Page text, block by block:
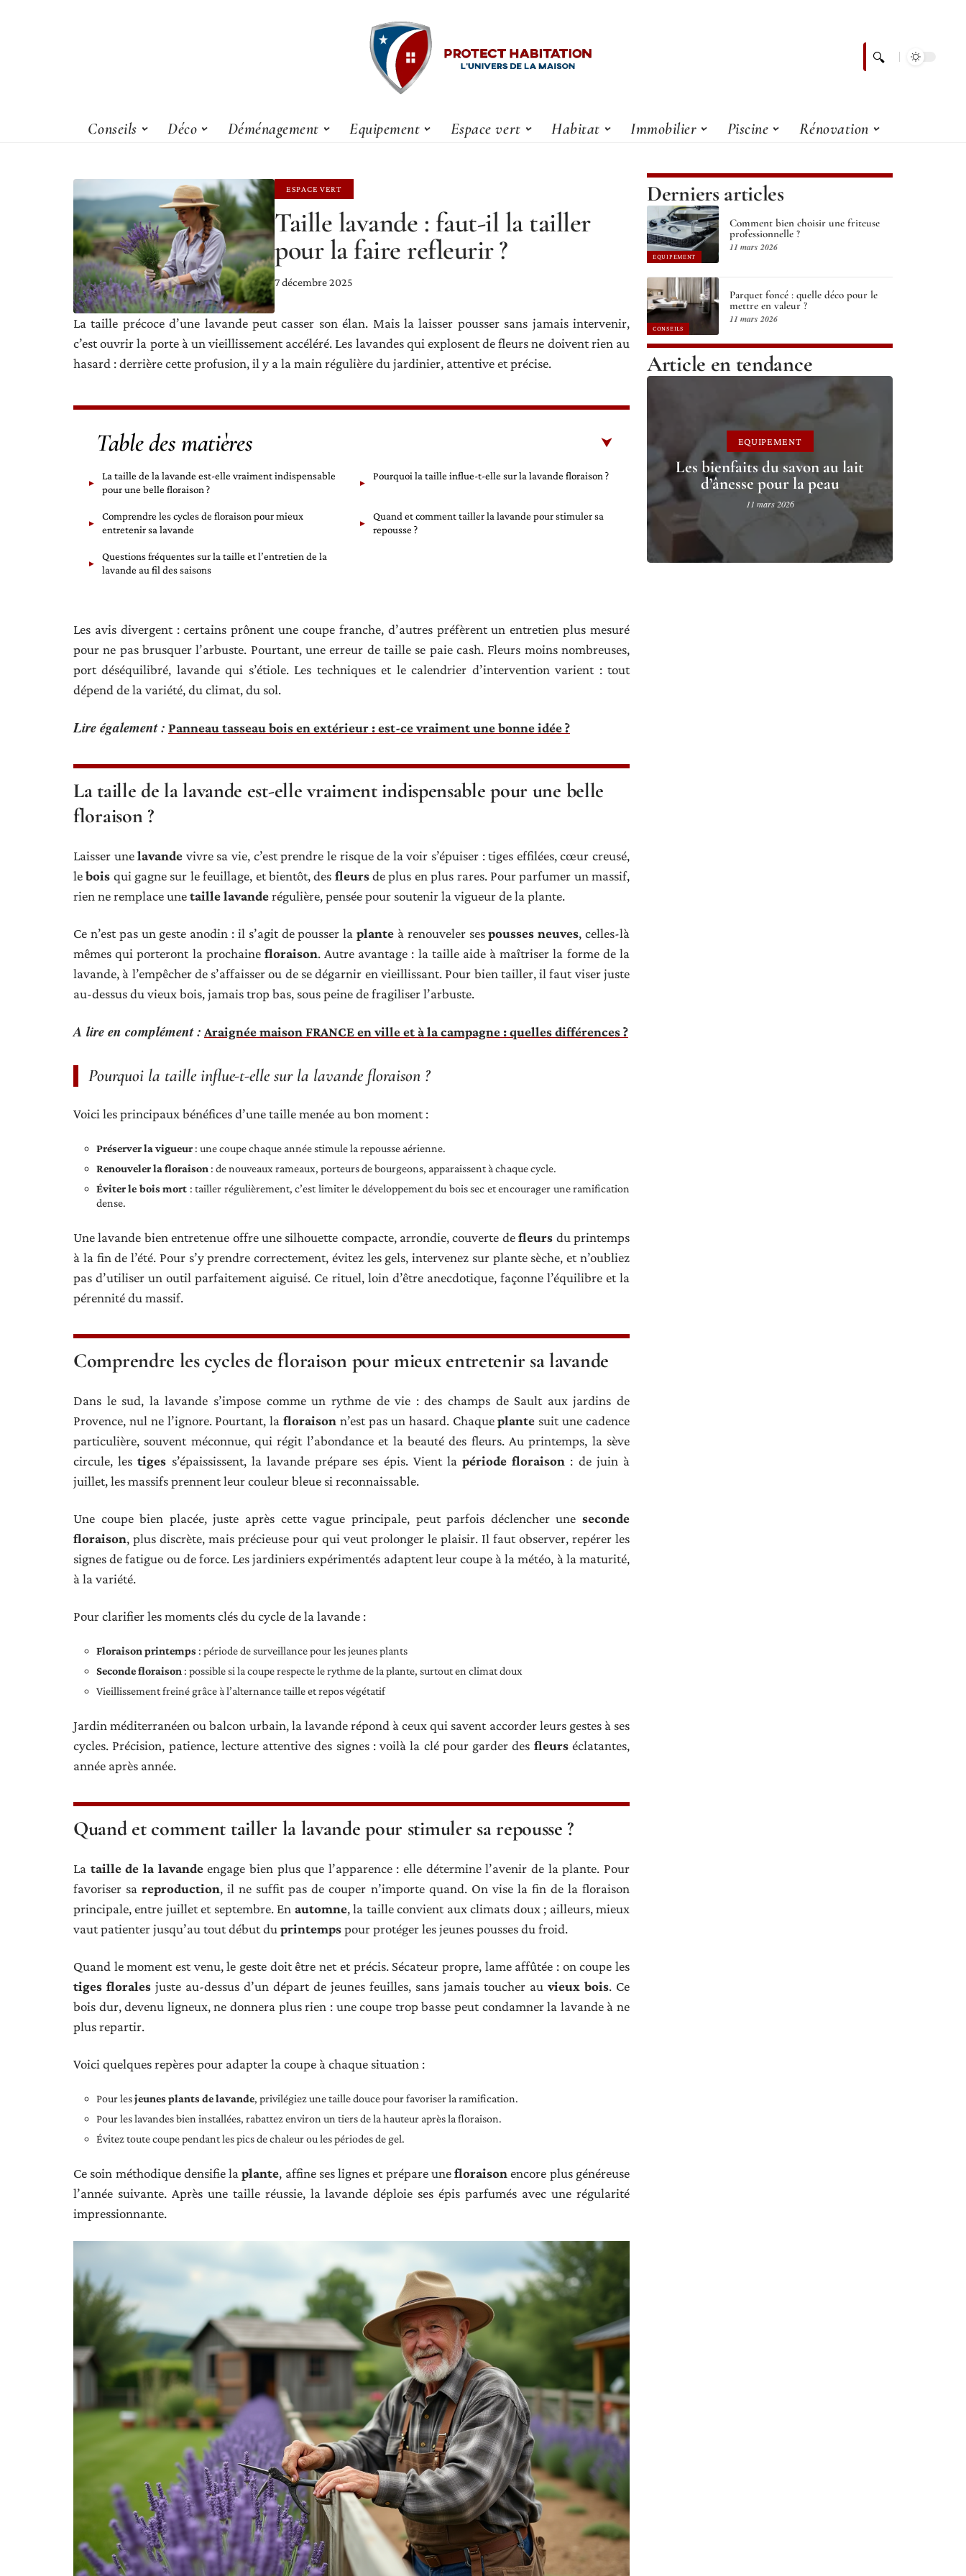
Conseils Déco Déménagement Equipement Espace vert Habitat Immobilier Piscine Rénovation
ESPACE VERT
Taille lavande : faut-il la tailler
pour la faire refleurir ?
7 décembre 2025
La taille précoce d’une lavande peut casser son élan. Mais la laisser pousser sans jamais intervenir,
c’est ouvrir la porte à un vieillissement accéléré. Les lavandes qui explosent de fleurs ne doivent rien au
hasard : derrière cette profusion, il y a la main régulière du jardinier, attentive et précise.
Table des matières
La taille de la lavande est-elle vraiment indispensable
pour une belle floraison ?
Pourquoi la taille influe-t-elle sur la lavande floraison ?
Comprendre les cycles de floraison pour mieux
entretenir sa lavande
Quand et comment tailler la lavande pour stimuler sa
repousse ?
Questions fréquentes sur la taille et l’entretien de la
lavande au fil des saisons
Les avis divergent : certains prônent une coupe franche, d’autres préfèrent un entretien plus mesuré
pour ne pas brusquer l’arbuste. Pourtant, une erreur de taille se paie cash. Fleurs moins nombreuses,
port déséquilibré, lavande qui s’étiole. Les techniques et le calendrier d’intervention varient : tout
dépend de la variété, du climat, du sol.
Lire également : Panneau tasseau bois en extérieur : est-ce vraiment une bonne idée ?
La taille de la lavande est-elle vraiment indispensable pour une belle
floraison ?
Laisser unelavande vivre sa vie, c’est prendre le risque de la voir s’épuiser : tiges effilées, cœur creusé,
lebois qui gagne sur le feuillage, et bientôt, des fleursde plus en plus rares. Pour parfumer un massif,
rien ne remplace unetaille lavanderégulière, pensée pour soutenir la vigueur de la plante.
Ce n’est pas un geste anodin : il s’agit de pousser la plante à renouveler sespousses neuves, celles-là
mêmes qui porteront la prochaine floraison. Autre avantage : la taille aide à maîtriser la forme de la
lavande, à l’empêcher de s’affaisser ou de se dégarnir en vieillissant. Pour bien tailler, il faut viser juste
au-dessus du vieux bois, jamais trop bas, sous peine de fragiliser l’arbuste.
A lire en complément : Araignée maison FRANCE en ville et à la campagne : quelles différences ?
Pourquoi la taille influe-t-elle sur la lavande floraison ?
Voici les principaux bénéfices d’une taille menée au bon moment :
Préserver la vigueur : une coupe chaque année stimule la repousse aérienne.
Renouveler la floraison : de nouveaux rameaux, porteurs de bourgeons, apparaissent à chaque cycle.
Éviter le bois mort : tailler régulièrement, c’est limiter le développement du bois sec et encourager une ramification
dense.
Une lavande bien entretenue offre une silhouette compacte, arrondie, couverte defleurs du printemps
à la fin de l’été. Pour s’y prendre correctement, évitez les gels, intervenez sur plante sèche, et n’oubliez
pas d’utiliser un outil parfaitement aiguisé. Ce rituel, loin d’être anecdotique, façonne l’équilibre et la
pérennité du massif.
Comprendre les cycles de floraison pour mieux entretenir sa lavande
Dans le sud, la lavande s’impose comme un rythme de vie : des champs de Sault aux jardins de
Provence, nul ne l’ignore. Pourtant, lafloraison n’est pas un hasard. Chaqueplante suit une cadence
particulière, souvent méconnue, qui régit l’abondance et la beauté des fleurs. Au printemps, la sève
circule, lestiges s’épaississent, la lavande prépare ses épis. Vient lapériode floraison : de juin à
juillet, les massifs prennent leur couleur bleue si reconnaissable.
Une coupe bien placée, juste après cette vague principale, peut parfois déclencher une seconde
floraison, plus discrète, mais précieuse pour qui veut prolonger le plaisir. Il faut observer, repérer les
signes de fatigue ou de force. Les jardiniers expérimentés adaptent leur coupe à la météo, à la maturité,
à la variété.
Pour clarifier les moments clés du cycle de la lavande :
Floraison printemps : période de surveillance pour les jeunes plants
Seconde floraison : possible si la coupe respecte le rythme de la plante, surtout en climat doux
Vieillissement freiné grâce à l’alternance taille et repos végétatif
Jardin méditerranéen ou balcon urbain, la lavande répond à ceux qui savent accorder leurs gestes à ses
cycles. Précision, patience, lecture attentive des signes : voilà la clé pour garder des fleurséclatantes,
année après année.
Quand et comment tailler la lavande pour stimuler sa repousse ?
La taille de la lavandeengage bien plus que l’apparence : elle détermine l’avenir de la plante. Pour
favoriser sareproduction, il ne suffit pas de couper n’importe quand. On vise la fin de la floraison
principale, entre juillet et septembre. En automne, la taille convient aux climats doux ; ailleurs, mieux
vaut patienter jusqu’au tout début du printempspour protéger les jeunes pousses du froid.
Quand le moment est venu, le geste doit être net et précis. Sécateur propre, lame affûtée : on coupe les
tiges florales juste au-dessus d’un départ de jeunes feuilles, sans jamais toucher au vieux bois. Ce
bois dur, devenu ligneux, ne donnera plus rien : une coupe trop basse peut condamner la lavande à ne
plus repartir.
Voici quelques repères pour adapter la coupe à chaque situation :
Pour lesjeunes plants de lavande, privilégiez une taille douce pour favoriser la ramification.
Pour les lavandes bien installées, rabattez environ un tiers de la hauteur après la floraison.
Évitez toute coupe pendant les pics de chaleur ou les périodes de gel.
Ce soin méthodique densifie laplante, affine ses lignes et prépare unefloraison encore plus généreuse
l’année suivante. Après une taille réussie, la lavande déploie ses épis parfumés avec une régularité
impressionnante.
Derniers articles
EQUIPEMENT
Comment bien choisir une friteuse
professionnelle ?
11 mars 2026
CONSEILS
Parquet foncé : quelle déco pour le
mettre en valeur ?
11 mars 2026
Article en tendance
EQUIPEMENT
Les bienfaits du savon au lait
d’ânesse pour la peau
11 mars 2026